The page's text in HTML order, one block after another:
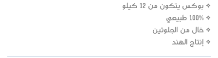
* بوكس يتكون من 12 كيلو
* 100% طبيعي
* خال من الجلوتين
* إنتاج الهند